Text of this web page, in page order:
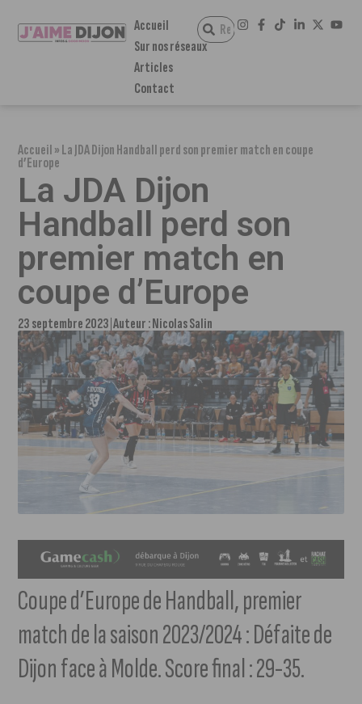
Accueil
Sur nos réseaux
Articles
Contact
Accueil»La JDA Dijon Handball perd son premier match en coupe
d’Europe
La JDA Dijon
Handball perd son
premier match en
coupe d’Europe
23 septembre 2023 Auteur :Nicolas Salin
Coupe d’Europe de Handball, premier
match de la saison 2023/2024 : Défaite de
Dijon face à Molde. Score final : 29-35.